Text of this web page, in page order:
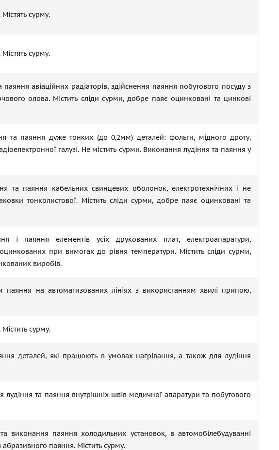
сурму.
сурму.
авіаційних радіаторів, здійснення паяння побутового посуду з
олова. Містить сліди сурми, добре паяє оцинковані та цинкові
та паяння дуже тонких (до 0,2мм) деталей: фольги, мідного дроту,
галузі. Не містить сурми. Виконання лудіння та паяння у
та паяння кабельних свинцевих оболонок, електротехнічних і не
тонколистової. Містить сліди сурми, добре паяє оцинковані та
і паяння елементів усіх друкованих плат, електроапаратури,
при вимогах до рівня температури. Містить сліди сурми,
виробів.
на автоматизованих лініях з використанням хвилі припою,
сурму.
деталей, які працюють в умовах нагрівання, а також для лудіння
та паяння внутрішніх швів медичної апаратури та побутового
виконання паяння холодильних установок, в автомобілебудуванні
паяння. Містить сурму.